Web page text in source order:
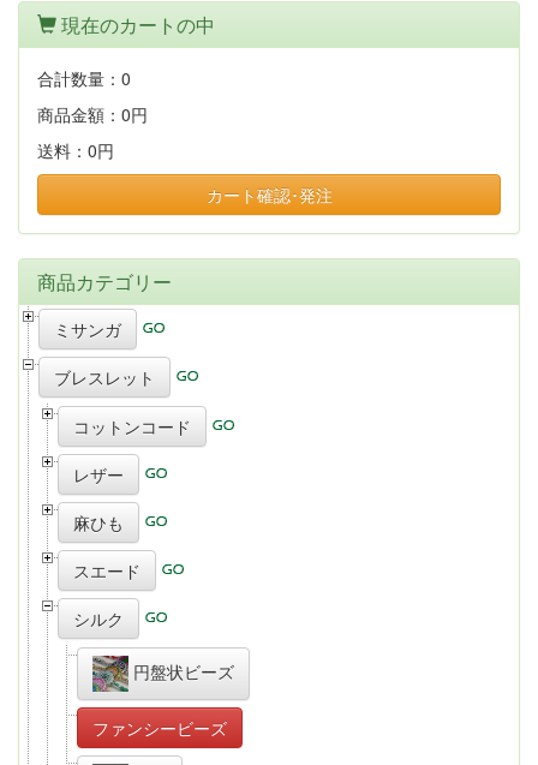
現在のカートの中
合計数量： 0
商品金額： 0円
送料： 0円
カート確認･発注
商品カテゴリー
ミサンガ
ブレスレット
コットンコード
レザー
麻ひも
スエード
シルク
円盤状ビーズ
ファンシービーズ